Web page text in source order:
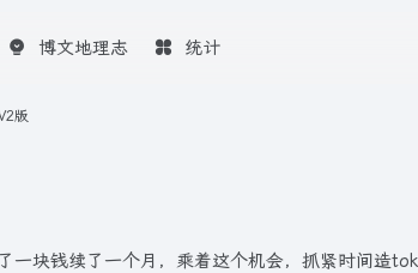
博文地理志 统计
版
一块钱续了一个月，乘着这个机会，抓紧时间造